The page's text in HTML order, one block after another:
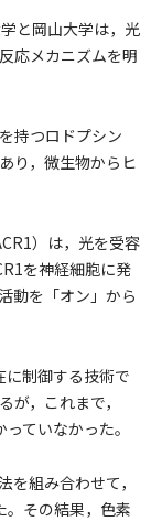
と岡山大学は，光
応メカニズムを明
持つロドプシン
り，微生物からヒ
）は，光を受容
を神経細胞に発
動を「オン」から
に制御する技術で
，これまで，
ていなかった。
組み合わせて，
。その結果，色素